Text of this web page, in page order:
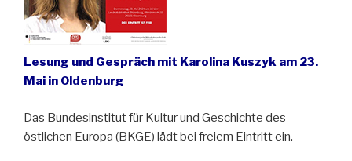
Lesung und Gespräch mit Karolina Kuszyk am 23.
Mai in Oldenburg
Das Bundesinstitut für Kultur und Geschichte des
östlichen Europa (BKGE) lädt bei freiem Eintritt ein.